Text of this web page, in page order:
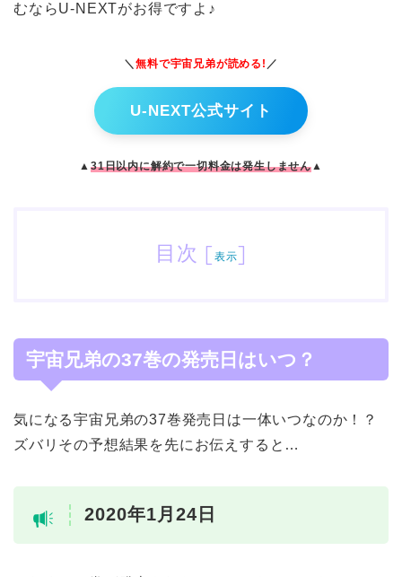
むならU-NEXTがお得ですよ♪
＼無料で宇宙兄弟が読める! ／
U-NEXT公式サイト
▲ 31日以内に解約で一切料金は発生しません▲
目次 [ 表示]
宇宙兄弟の37巻の発売日はいつ？
気になる宇宙兄弟の37巻発売日は一体いつなのか！？
ズバリその予想結果を先にお伝えすると…
2020年1月24日